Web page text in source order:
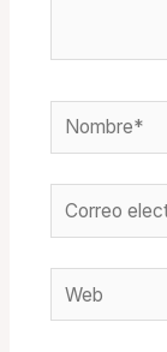
Nombre*
Correo
electrónico*
Web